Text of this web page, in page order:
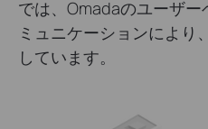
では、Omadaのユーザ
ミュニケーションにより
しています。